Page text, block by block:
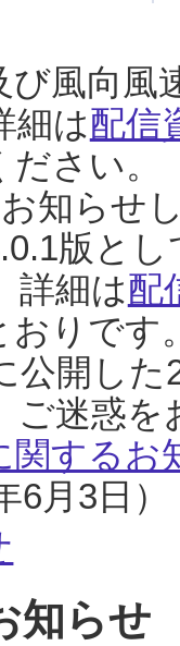
び風向風
細は配信
ださい。
知らせ
版と
詳細は配
おりです
公開し
ご迷惑
関するお
6月3日）
知らせ